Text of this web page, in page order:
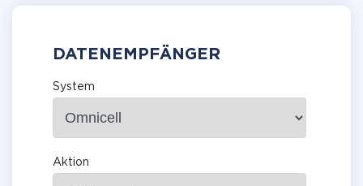
DATENEMPFÄNGER
System
Aktion